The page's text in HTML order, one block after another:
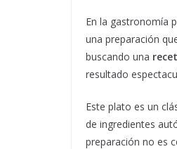
En la gastronomía
una preparación
buscando una
resultado
Este plato es un
de ingredientes
preparación no es